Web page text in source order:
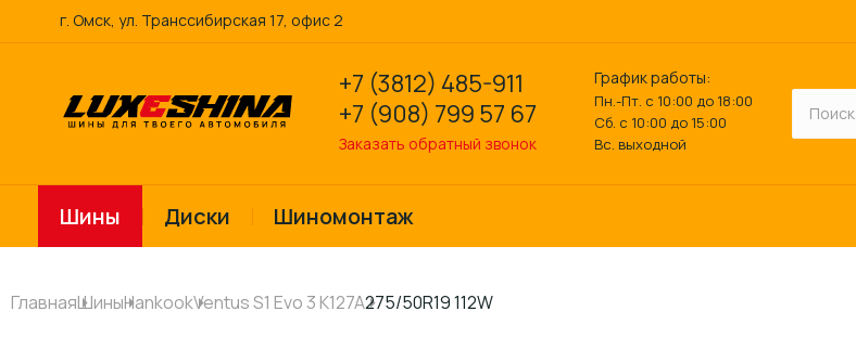
г. Омск, ул. Транссибирская 17, офис 2
+7 (3812) 485-911
+7 (908) 799 57 67
Заказать обратный звонок
График работы:
Пн.-Пт. с 10:00 до 18:00
Сб. с 10:00 до 15:00
Вс. выходной
Шины Диски Шиномонтаж
ГлавнаяШиныHankookVentus S1 Evo 3 K127A275/50R19 112W